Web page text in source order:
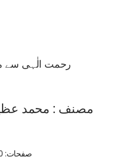
رحمت الٰہی سے
مصنف : محمد
صفحات: 80